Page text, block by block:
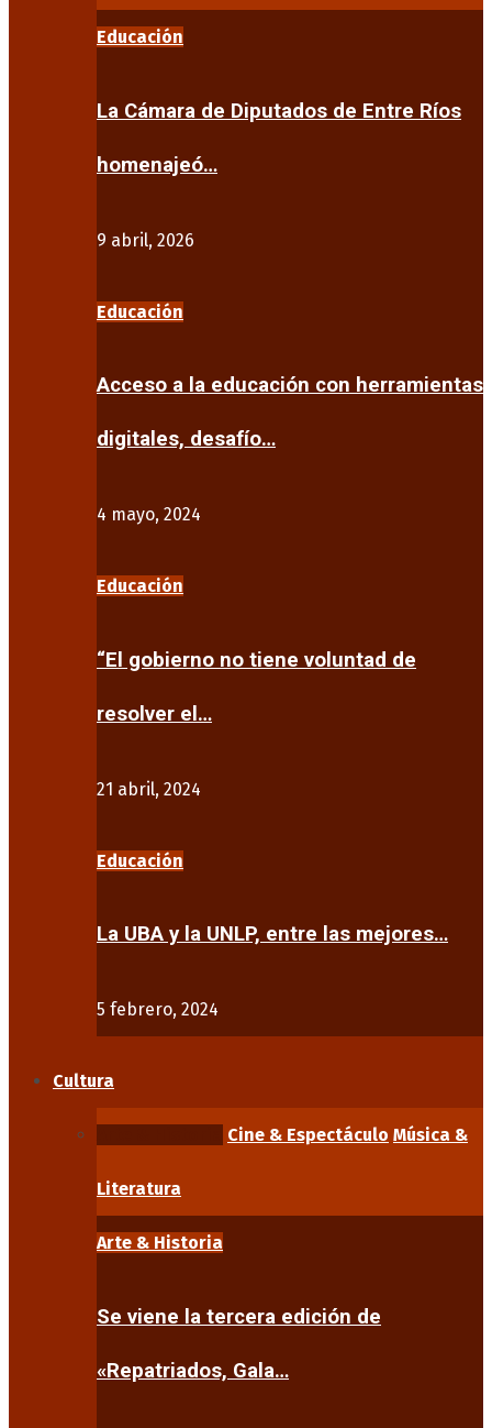
Educación
La Cámara de Diputados de Entre Ríos
homenajeó…
9 abril, 2026
Educación
Acceso a la educación con herramientas
digitales, desafío…
4 mayo, 2024
Educación
“El gobierno no tiene voluntad de
resolver el…
21 abril, 2024
Educación
La UBA y la UNLP, entre las mejores…
5 febrero, 2024
Cultura
Cine & Espectáculo Música &
Literatura
Arte & Historia
Se viene la tercera edición de
«Repatriados, Gala…